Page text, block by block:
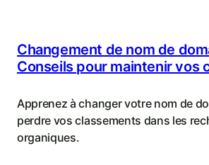
Changement de nom de
Conseils pour maintenir vos
Apprenez à changer votre nom de
perdre vos classements dans les
organiques.